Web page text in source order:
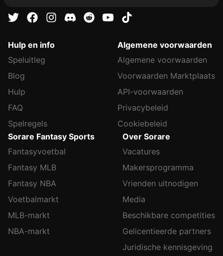
Hulp en info
Speluitleg
Blog
Hulp
FAQ
Spelregels
Algemene voorwaarden
Algemene voorwaarden
Voorwaarden Marktplaats
API-voorwaarden
Privacybeleid
Cookiebeleid
Sorare Fantasy Sports
Fantasyvoetbal
Fantasy MLB
Fantasy NBA
Voetbalmarkt
MLB-markt
NBA-markt
Over Sorare
Vacatures
Makersprogramma
Vrienden uitnodigen
Media
Beschikbare competities
Gelicentieerde partners
Juridische kennisgeving